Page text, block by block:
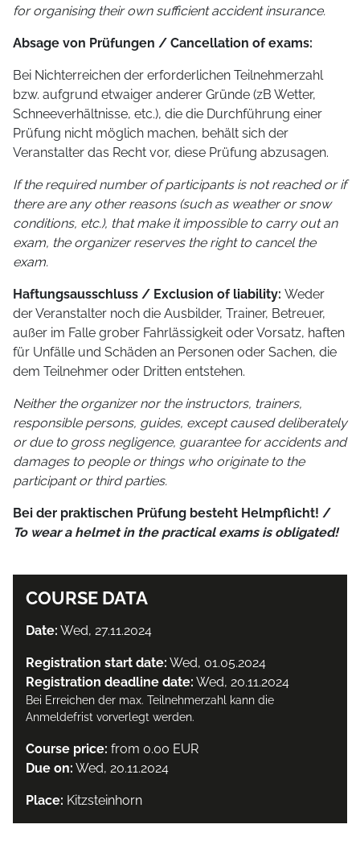
for organising their own sufficient accident insurance.
Absage von Prüfungen / Cancellation of exams:
Bei Nichterreichen der erforderlichen Teilnehmerzahl
bzw. aufgrund etwaiger anderer Gründe (zB Wetter,
Schneeverhältnisse, etc.), die die Durchführung einer
Prüfung nicht möglich machen, behält sich der
Veranstalter das Recht vor, diese Prüfung abzusagen.
If the required number of participants is not reached or if
there are any other reasons (such as weather or snow
conditions, etc.), that make it impossible to carry out an
exam, the organizer reserves the right to cancel the
exam.
Haftungsausschluss / Exclusion of liability: Weder
der Veranstalter noch die Ausbilder, Trainer, Betreuer,
außer im Falle grober Fahrlässigkeit oder Vorsatz, haften
für Unfälle und Schäden an Personen oder Sachen, die
dem Teilnehmer oder Dritten entstehen.
Neither the organizer nor the instructors, trainers,
responsible persons, guides, except caused deliberately
or due to gross negligence, guarantee for accidents and
damages to people or things who originate to the
participant or third parties.
Bei der praktischen Prüfung besteht Helmpflicht! /
To wear a helmet in the practical exams is obligated!
COURSE DATA
Date: Wed, 27.11.2024
Registration start date: Wed, 01.05.2024
Registration deadline date: Wed, 20.11.2024
Bei Erreichen der max. Teilnehmerzahl kann die
Anmeldefrist vorverlegt werden.
Course price: from 0.00 EUR
Due on: Wed, 20.11.2024
Place: Kitzsteinhorn